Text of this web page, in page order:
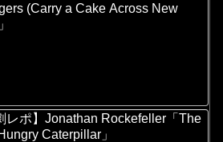
(Carry a Cake Across New
レポ】Jonathan Rockefeller「The
Caterpillar」